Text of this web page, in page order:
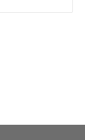
Ver­kehrs­un­
Fahr­kar­te.